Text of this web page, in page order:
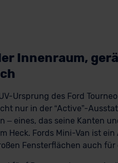
Innenraum,
Ursprung des Ford
nur in der “Active”-
– eines, das seine Kanten
Heck. Fords Mini-Van ist
Fensterflächen auch für